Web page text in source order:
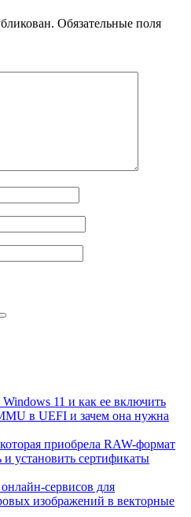
Обязательные поля
11 и как ее включить
в UEFI и зачем она нужна
приобрела RAW-формат
установить сертификаты
сервисов для
изображений в векторные